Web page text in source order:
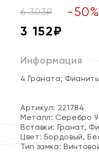
6 303₽ -50%
3 152₽
Информация
4 Граната; Фианиты
Артикул: 221784
Металл: Серебро
Вставки: Гранат,
Цвет: Бордовый,
Тип замка: